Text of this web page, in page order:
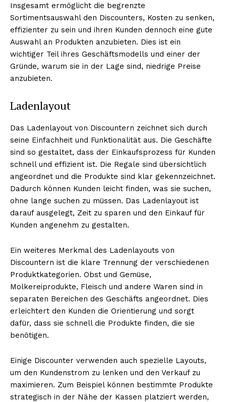
Insgesamt ermöglicht die begrenzte
Sortimentsauswahl den Discounters, Kosten zu senken,
effizienter zu sein und ihren Kunden dennoch eine gute
Auswahl an Produkten anzubieten. Dies ist ein
wichtiger Teil ihres Geschäftsmodells und einer der
Gründe, warum sie in der Lage sind, niedrige Preise
anzubieten.
Ladenlayout
Das Ladenlayout von Discountern zeichnet sich durch
seine Einfachheit und Funktionalität aus. Die Geschäfte
sind so gestaltet, dass der Einkaufsprozess für Kunden
schnell und effizient ist. Die Regale sind übersichtlich
angeordnet und die Produkte sind klar gekennzeichnet.
Dadurch können Kunden leicht finden, was sie suchen,
ohne lange suchen zu müssen. Das Ladenlayout ist
darauf ausgelegt, Zeit zu sparen und den Einkauf für
Kunden angenehm zu gestalten.
Ein weiteres Merkmal des Ladenlayouts von
Discountern ist die klare Trennung der verschiedenen
Produktkategorien. Obst und Gemüse,
Molkereiprodukte, Fleisch und andere Waren sind in
separaten Bereichen des Geschäfts angeordnet. Dies
erleichtert den Kunden die Orientierung und sorgt
dafür, dass sie schnell die Produkte finden, die sie
benötigen.
Einige Discounter verwenden auch spezielle Layouts,
um den Kundenstrom zu lenken und den Verkauf zu
maximieren. Zum Beispiel können bestimmte Produkte
strategisch in der Nähe der Kassen platziert werden,